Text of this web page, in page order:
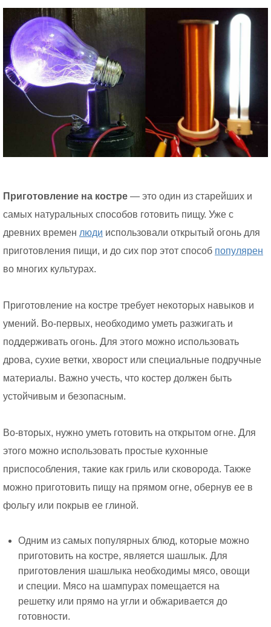
Приготовление на костре — это один из старейших и
самых натуральных способов готовить пищу. Уже с
древних времен люди использовали открытый огонь для
приготовления пищи, и до сих пор этот способ популярен
во многих культурах.
Приготовление на костре требует некоторых навыков и
умений. Во-первых, необходимо уметь разжигать и
поддерживать огонь. Для этого можно использовать
дрова, сухие ветки, хворост или специальные подручные
материалы. Важно учесть, что костер должен быть
устойчивым и безопасным.
Во-вторых, нужно уметь готовить на открытом огне. Для
этого можно использовать простые кухонные
приспособления, такие как гриль или сковорода. Также
можно приготовить пищу на прямом огне, обернув ее в
фольгу или покрыв ее глиной.
Одним из самых популярных блюд, которые можно
приготовить на костре, является шашлык. Для
приготовления шашлыка необходимы мясо, овощи
и специи. Мясо на шампурах помещается на
решетку или прямо на угли и обжаривается до
готовности.